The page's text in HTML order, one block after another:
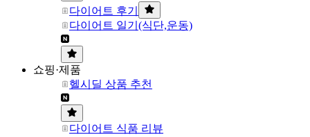
다이어트 후기
다이어트 일기(식단,운동)
쇼핑·제품
헬시딜 상품 추천
다이어트 식품 리뷰